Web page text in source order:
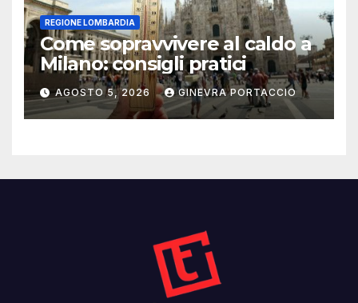
REGIONE LOMBARDIA
Come sopravvivere al caldo a
Milano: consigli pratici
AGOSTO 5, 2026 GINEVRA PORTACCIO